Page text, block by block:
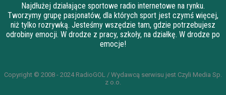
Najdłużej działające sportowe radio internetowe na rynku.
Tworzymy grupę pasjonatów, dla których sport jest czymś więcej,
niż tylko rozrywką. Jesteśmy wszędzie tam, gdzie potrzebujesz
odrobiny emocji. W drodze z pracy, szkoły, na działkę. W drodze po
emocje!
Copyright © 2008 - 2024 RadioGOL / Wydawcą serwisu jest Czyli Media Sp.
z o.o.